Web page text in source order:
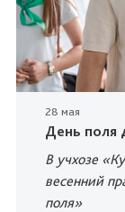
28 мая
День поля
В учхозе
весенний
поля»